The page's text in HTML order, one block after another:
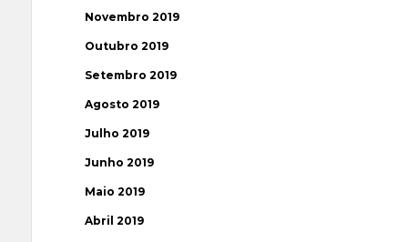
Novembro 2019
Outubro 2019
Setembro 2019
Agosto 2019
Julho 2019
Junho 2019
Maio 2019
Abril 2019